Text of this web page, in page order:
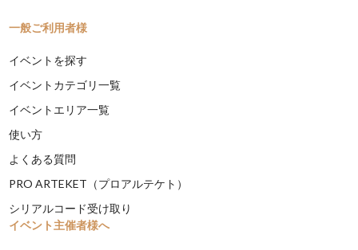
一般ご利用者様
イベントを探す
イベントカテゴリ一覧
イベントエリア一覧
使い方
よくある質問
PRO ARTEKET（プロアルテケト）
シリアルコード受け取り
イベント主催者様へ